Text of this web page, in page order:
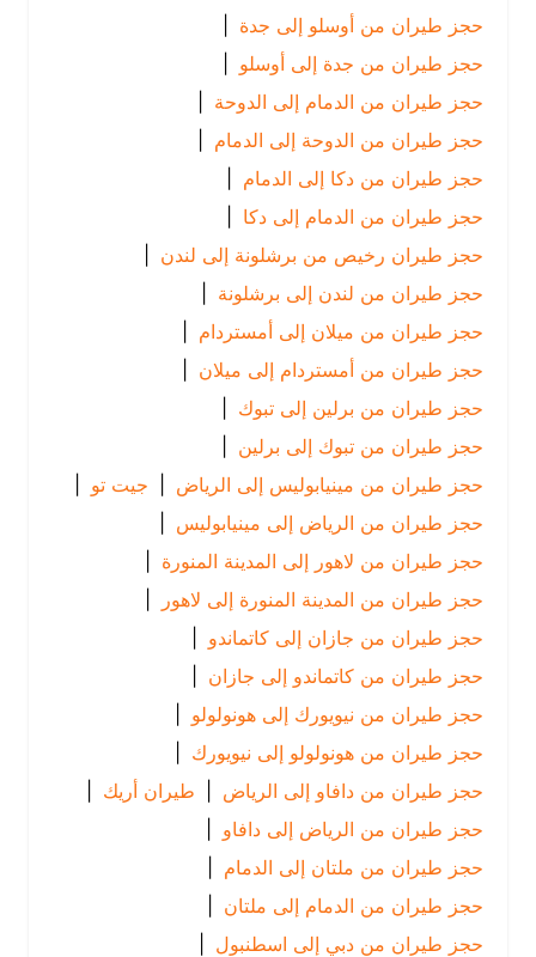
حجز طيران من أوسلو إلى جدة
حجز طيران من جدة إلى أوسلو
|
حجز طيران من الدمام إلى الدوحة |
حجز طيران من الدوحة إلى الدمام
|
حجز طيران من دكا إلى الدمام
|
حجز طيران من الدمام إلى دكا |
حجز طيران رخيص من برشلونة إلى لندن
|
حجز طيران من لندن إلى برشلونة
|
حجز طيران من ميلان إلى أمستردام |
حجز طيران من أمستردام إلى ميلان |
حجز طيران من برلين إلى تبوك
|
حجز طيران من تبوك إلى برلين |
حجز طيران من مينيابوليس إلى الرياض
| جيت تو |
حجز طيران من الرياض إلى مينيابوليس |
حجز طيران من لاهور إلى المدينة المنورة |
حجز طيران من المدينة المنورة إلى لاهور |
حجز طيران من جازان إلى كاتماندو |
حجز طيران من كاتماندو إلى جازان
|
حجز طيران من نيويورك إلى هونولولو |
حجز طيران من هونولولو إلى نيويورك |
حجز طيران من دافاو إلى الرياض
| طيران أريك
|
حجز طيران من الرياض إلى دافاو
|
حجز طيران من ملتان إلى الدمام
|
حجز طيران من الدمام إلى ملتان |
حجز طيران من دبي إلى اسطنبول |